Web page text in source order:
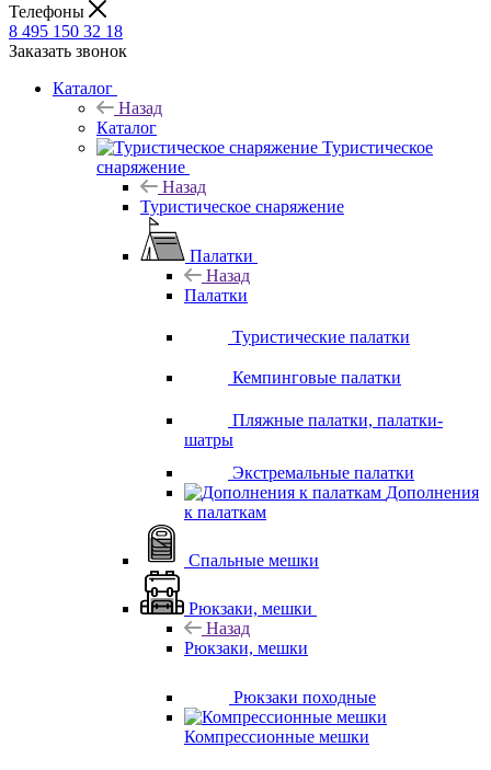
Телефоны
8 495 150 32 18
Заказать звонок
Каталог
Назад
Каталог
Туристическое
снаряжение
Назад
Туристическое снаряжение
Палатки
Назад
Палатки
Туристические палатки
Кемпинговые палатки
Пляжные палатки, палатки-
шатры
Экстремальные палатки
Дополнения
к палаткам
Спальные мешки
Рюкзаки, мешки
Назад
Рюкзаки, мешки
Рюкзаки походные
Компрессионные мешки